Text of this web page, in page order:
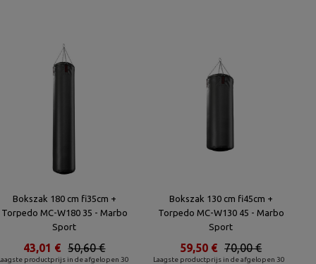
Bokszak 180 cm fi35cm +
Torpedo MC-W180 35 - Marbo
Sport
productprijs in de afgelopen 30
50,60 €
43,01 €
Bokszak 130 cm fi45cm +
Torpedo MC-W130 45 - Marbo
Sport
Laagste productprijs in de afgelopen 30
70,00 €
59,50 €